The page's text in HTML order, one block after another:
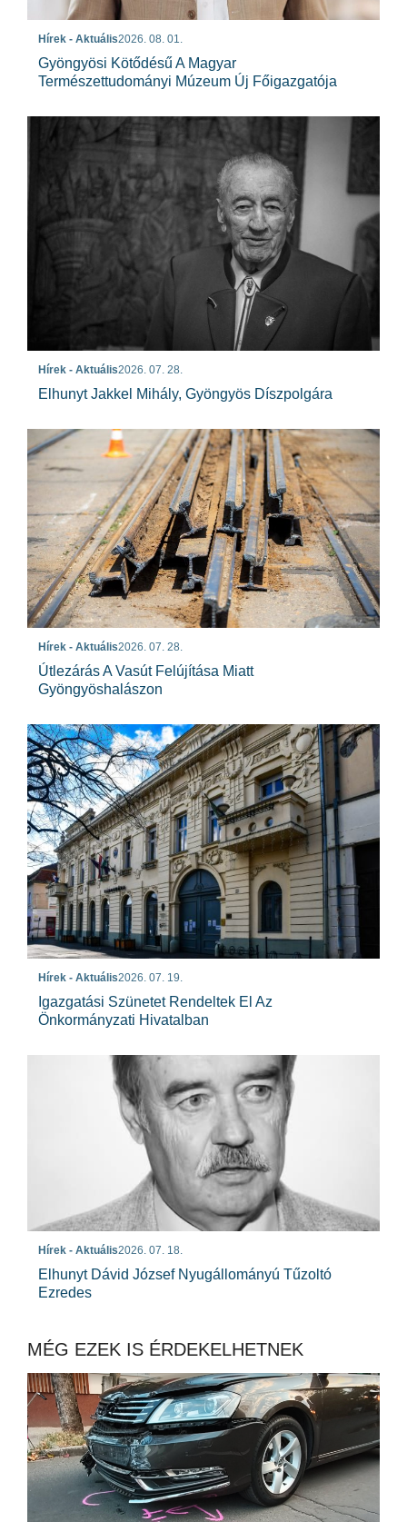
Hírek - Aktuális2026. 08. 01.
Gyöngyösi Kötődésű A Magyar
Természettudományi Múzeum Új Főigazgatója
Hírek - Aktuális2026. 07. 28.
Elhunyt Jakkel Mihály, Gyöngyös Díszpolgára
Hírek - Aktuális2026. 07. 28.
Útlezárás A Vasút Felújítása Miatt
Gyöngyöshalászon
Hírek - Aktuális2026. 07. 19.
Igazgatási Szünetet Rendeltek El Az
Önkormányzati Hivatalban
Hírek - Aktuális2026. 07. 18.
Elhunyt Dávid József Nyugállományú Tűzoltó
Ezredes
MÉG EZEK IS ÉRDEKELHETNEK